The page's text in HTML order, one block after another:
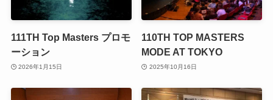
111TH Top Masters プロモ
ーション
2026年1月15日
110TH TOP MASTERS
MODE AT TOKYO
2025年10月16日